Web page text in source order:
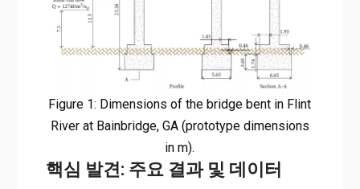
Figure 1: Dimensions of the bridge bent in Flint
River at Bainbridge, GA (prototype dimensions
in m).
핵심 발견: 주요 결과 및 데이터